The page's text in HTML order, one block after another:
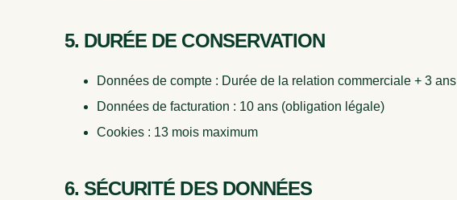
5. DURÉE DE CONSERVATION
Données de compte : Durée de la relation commerciale + 3 ans
Données de facturation : 10 ans (obligation légale)
Cookies : 13 mois maximum
6. SÉCURITÉ DES DONNÉES